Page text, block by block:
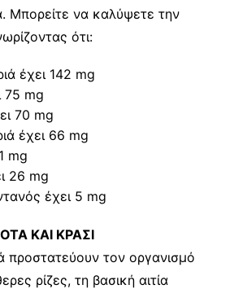
Mπορείτε να καλύψετε την
ότι:
έχει 142 mg
75 mg
70 mg
έχει 66 mg
mg
26 mg
έχει 5 mg
ΚΑΙ ΚΡΑΣΙ
προστατεύουν τον οργανισμό
ρίζες, τη βασική αιτία